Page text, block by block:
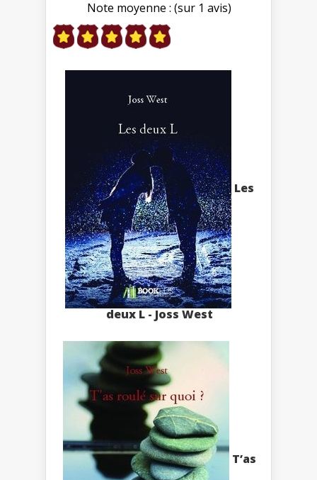
Note moyenne : (sur 1 avis)
Les
deux L - Joss West
T’as